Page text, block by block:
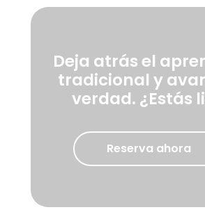
Deja atrás el
tradicional y
verdad. ¿Estás
Reserva ahora